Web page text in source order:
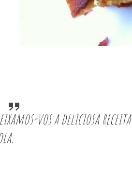
vos a deliciosa